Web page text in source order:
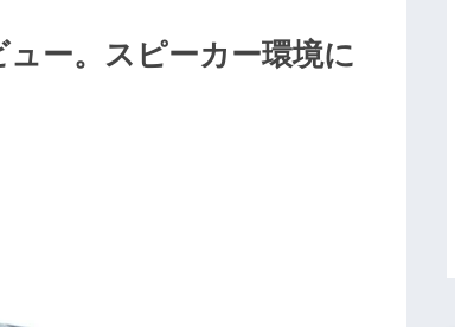
ー。スピーカー環境に